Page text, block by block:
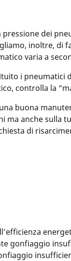
dei
inoltre,
varia a
i
controlla la
buona
anche sulla
di
gonfiaggio